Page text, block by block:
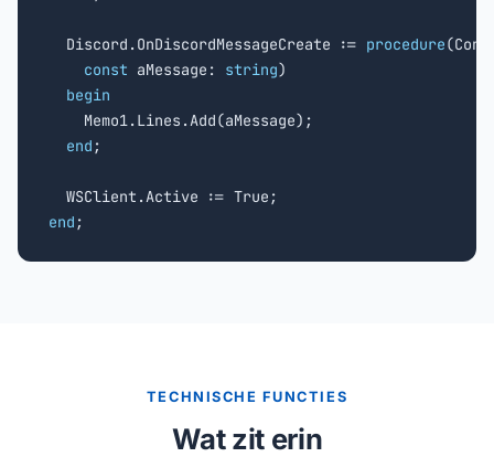
  Discord.OnDiscordMessageCreate :=
procedure
const aMessage: string)
begin
    Memo1.Lines.Add(aMessage);
end ;
end ;
TECHNISCHE FUNCTIES
Wat zit erin